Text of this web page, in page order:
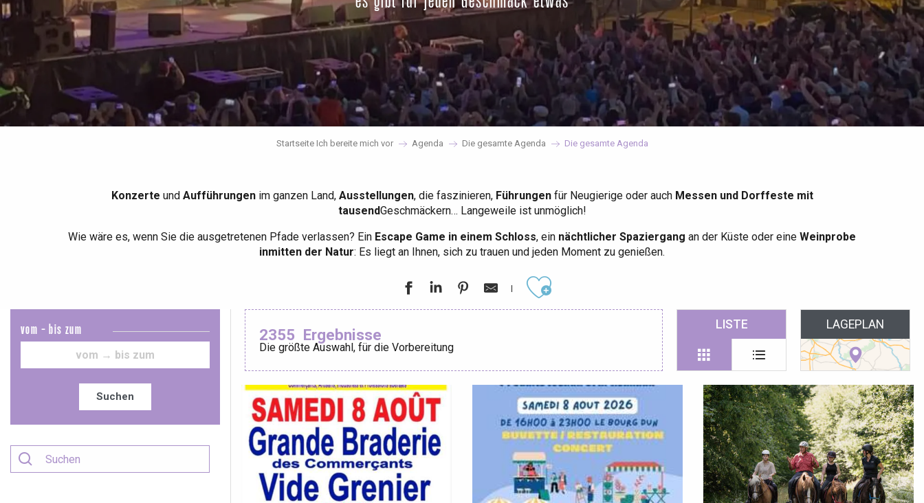
Lille 2h30
Eu
Criel-sur-Mer
Blangy-sur-Bresle
Dieppe
Die gesamte Agenda
Frühling
Wenn es regnet
Unter Freunden
Trendige Orte
Bester Brunch
Restaurants mit
Aufenthalte am Meer
Aufenthalte mit dem
Zug
Fahrradaufenthalte
Startseite Ich bereite mich vor Agenda Die gesamte Agenda Die gesamte Agenda
Konzerte und Aufführungenim ganzen Land, Ausstellungen, die faszinieren, Führungenfür Neugierige oder auch Messen und Dorffeste mit
tausendGeschmäckern… Langeweile ist unmöglich!
Wie wäre es, wenn Sie die ausgetretenen Pfade verlassen? Ein Escape Game in einem Schloss, ein nächtlicher Spaziergang an der Küste oder eine Weinprobe
inmitten der Natur: Es liegt an Ihnen, sich zu trauen und jeden Moment zu genießen.
Ajouter aux favoris
vom - bis zum
Suchen
2355 Ergebnisse
Die größte Auswahl, für die Vorbereitung
LISTE LAGEPLAN